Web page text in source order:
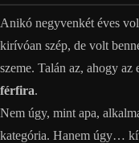
Anikó negyvenkét éves
kirívóan szép, de volt
szeme. Talán az, ahogy
férfira.
Nem úgy, mint apa,
kategória. Hanem úgy…